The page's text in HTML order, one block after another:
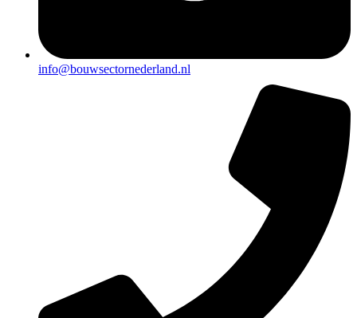
info@bouwsectornederland.nl